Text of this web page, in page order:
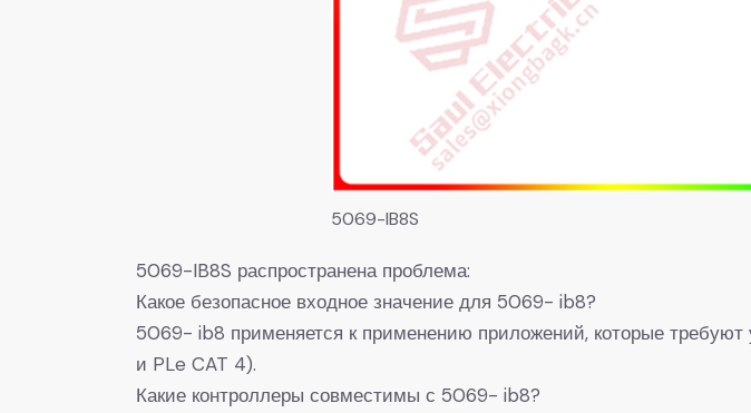
5069-IB8S
5069-IB8S распространена проблема:
Какое безопасное входное значение для 5069- ib8?
5069- ib8 применяется к применению приложений, которые
и PLe CAT 4).
Какие контроллеры совместимы с 5069- ib8?